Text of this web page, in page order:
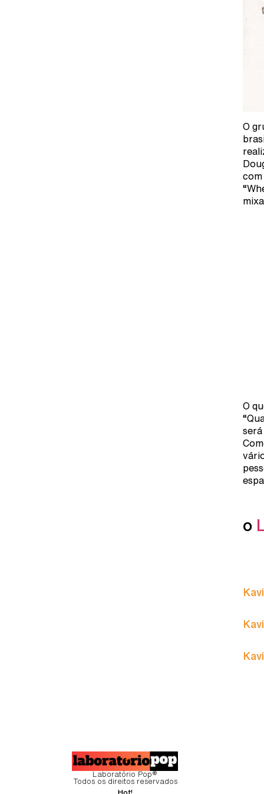
O
com
O
o
Laboratório Pop®
Todos os direitos reservados
Hot!